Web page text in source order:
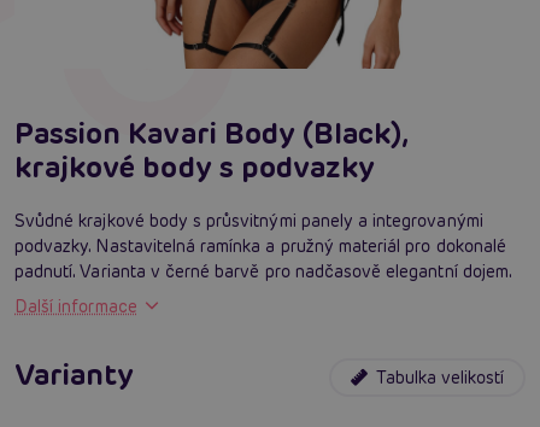
Passion Kavari Body (Black),
krajkové body s podvazky
Svůdné krajkové body s průsvitnými panely a integrovanými
podvazky. Nastavitelná ramínka a pružný materiál pro dokonalé
padnutí. Varianta v černé barvě pro nadčasově elegantní dojem.
Další informace
Varianty Tabulka velikostí